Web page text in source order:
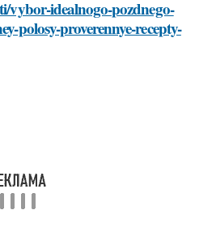
vybor-idealnogo-pozdnego-
polosy-proverennye-recepty-